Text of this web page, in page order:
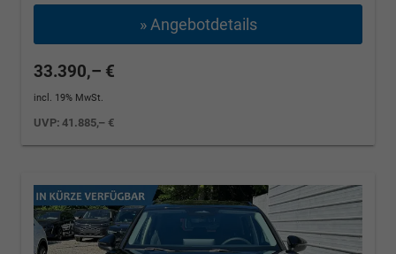
» Angebotdetails
33.390,– €
incl. 19% MwSt.
UVP:41.885,– €